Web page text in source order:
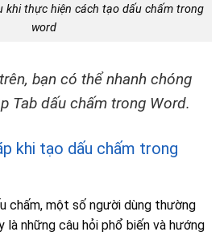
khi thực hiện cách tạo dấu chấm trong
word
bạn có thể nhanh chóng
Tab dấu chấm trong Word.
khi tạo dấu chấm trong
chấm, một số người dùng thường
là những câu hỏi phổ biến và hướng